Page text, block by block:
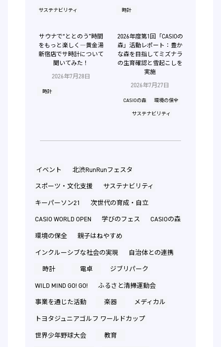
サステナビリティ 時計
2026年7月28日
時計
サウナで“ととのう”時間
をもっと楽しく―黄金湯
新宿店でサ時計について
聞いてみた！
2026年7月27日
CASIOの森 環境の保全
サステナビリティ
2026年度第1回「CASIOの
森」活動レポート：豊か
な森を目指してミズナラ
の生育確認と雪起こしを
実施
イベント
北渋RunRunフェスタ
スポーツ・文化支援
サステナビリティ
キーパーソン21
次世代の育成・自立
CASIO WORLD OPEN
学びのフェス
CASIOの森
環境の保全
親子はねやすめ
インクルーシブな社会の実現
自治体との連携
時計
電卓
ジブリパーク
WILD MIND GO! GO!
ふるさと清掃運動会
事業を通じた活動
楽器
メディカル
トヨタジュニアゴルフ ワールドカップ
世界少年野球大会
教育